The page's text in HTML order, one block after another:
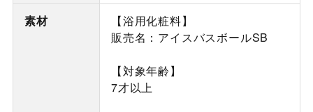
素材
【浴用化粧料】
販売名：アイスバスボールSB
【対象年齢】
7才以上